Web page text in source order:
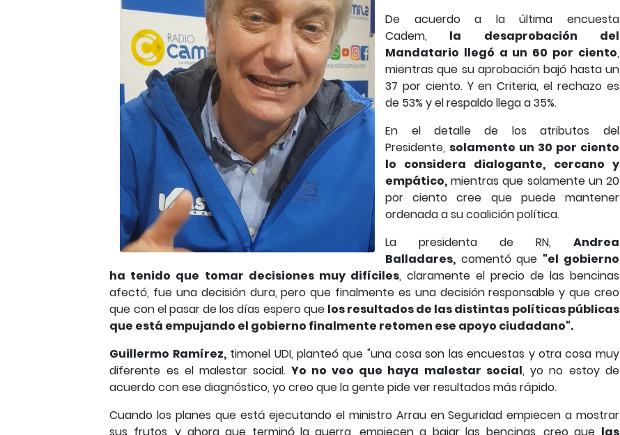
De acuerdo a la última encuesta
Cadem, la desaprobación del
Mandatario llegó a un 60 por ciento,
mientras que su aprobación bajó hasta un
37 por ciento. Y en Criteria, el rechazo es
de 53% y el respaldo llega a 35%.
En el detalle de los atributos del
Presidente, solamente un 30 por ciento
lo considera dialogante, cercano y
empático, mientras que solamente un 20
por ciento cree que puede mantener
ordenada a su coalición política.
La presidenta de RN, Andrea
Balladares, comentó que "el gobierno
ha tenido que tomar decisiones muy difíciles, claramente el precio de las bencinas
afectó, fue una decisión dura, pero que finalmente es una decisión responsable y que creo
que con el pasar de los días espero que los resultados de las distintas políticas públicas
que está empujando el gobierno finalmente retomen ese apoyo ciudadano".
Guillermo Ramírez,timonel UDI, planteó que "una cosa son las encuestas y otra cosa muy
diferente es el malestar social. Yo no veo que haya malestar social, yo no estoy de
acuerdo con ese diagnóstico, yo creo que la gente pide ver resultados más rápido.
Cuando los planes que está ejecutando el ministro Arrau en Seguridad empiecen a mostrar